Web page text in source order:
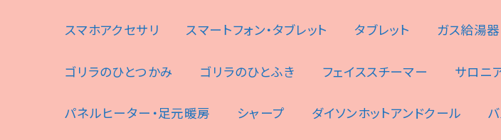
スマホアクセサリ スマートフォン・タブレット タブレット ガス給湯器
ゴリラのひとつかみ ゴリラのひとふき フェイススチーマー サロニ
パネルヒーター・足元暖房 シャープ ダイソンホットアンドクール